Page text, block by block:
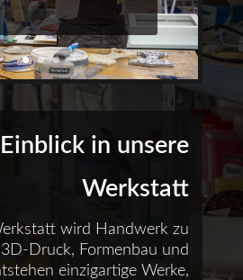
Einblick in unsere
Werkstatt
wird Handwerk zu
Druck, Formenbau und
einzigartige Werke,